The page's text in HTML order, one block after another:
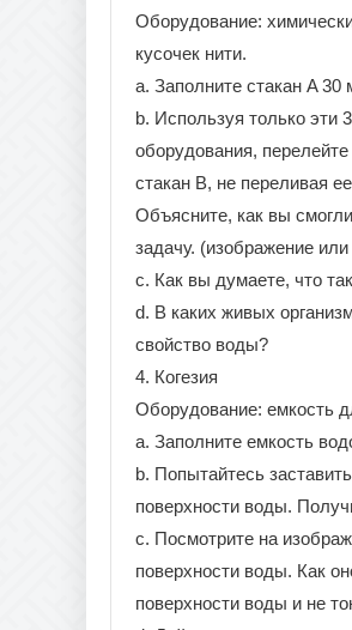
Оборудование:
кусочек нити.
a. Заполните стакан A 30
b. Используя только эти
оборудования,
стакан B, не переливая
Объясните, как вы
задачу. (изображение или
c. Как вы думаете, что
d. В каких живых
свойство воды?
4. Когезия
Оборудование: емкость
a. Заполните емкость
b. Попытайтесь
поверхности воды.
c. Посмотрите на
поверхности воды. Как
поверхности воды и не